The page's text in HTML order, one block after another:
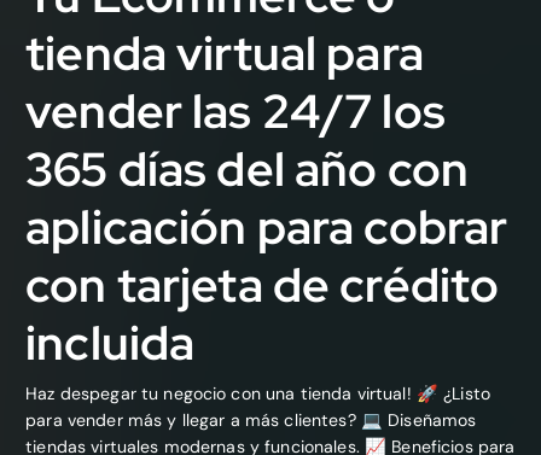
tienda virtual para
vender las 24/7 los
365 días del año con
aplicación para cobrar
con tarjeta de crédito
incluida
Haz despegar tu negocio con una tienda virtual! 🚀 ¿Listo
para vender más y llegar a más clientes? 💻 Diseñamos
tiendas virtuales modernas y funcionales. 📈 Beneficios para